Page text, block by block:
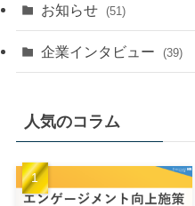
お知らせ (51)
企業インタビュー (39)
人気のコラム